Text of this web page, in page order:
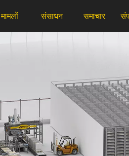
मामलों संसाधन समाचार